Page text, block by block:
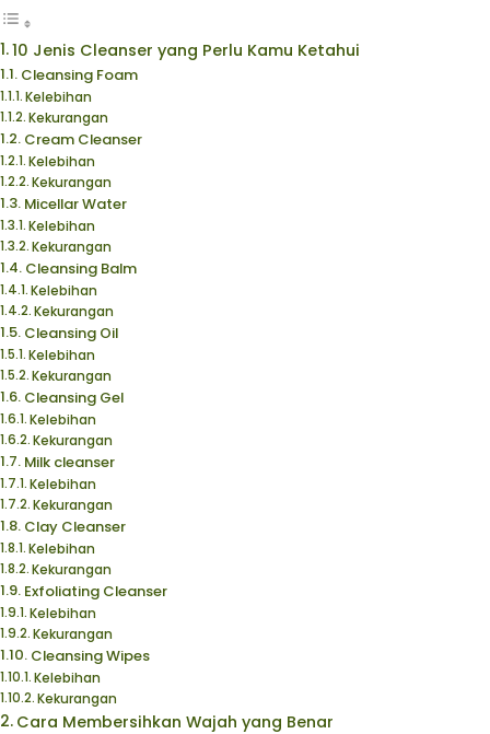
10 Jenis Cleanser yang Perlu Kamu Ketahui
Cleansing Foam
Kelebihan
Kekurangan
Cream Cleanser
Kelebihan
Kekurangan
Micellar Water
Kelebihan
Kekurangan
Cleansing Balm
Kelebihan
Kekurangan
Cleansing Oil
Kelebihan
Kekurangan
Cleansing Gel
Kelebihan
Kekurangan
Milk cleanser
Kelebihan
Kekurangan
Clay Cleanser
Kelebihan
Kekurangan
Exfoliating Cleanser
Kelebihan
Kekurangan
Cleansing Wipes
Kelebihan
Kekurangan
Cara Membersihkan Wajah yang Benar